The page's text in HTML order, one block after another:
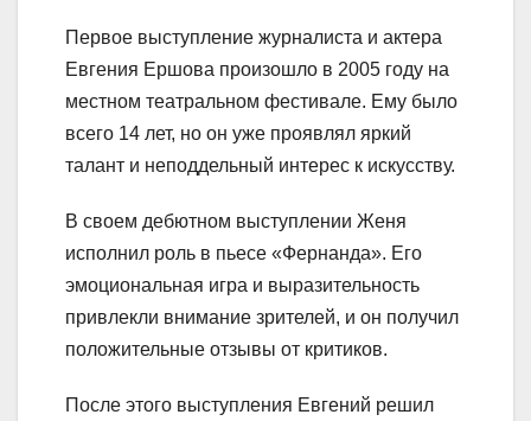
Первое выступление журналиста и актера
Евгения Ершова произошло в 2005 году на
местном театральном фестивале. Ему было
всего 14 лет, но он уже проявлял яркий
талант и неподдельный интерес к искусству.
В своем дебютном выступлении Женя
исполнил роль в пьесе «Фернанда». Его
эмоциональная игра и выразительность
привлекли внимание зрителей, и он получил
положительные отзывы от критиков.
После этого выступления Евгений решил